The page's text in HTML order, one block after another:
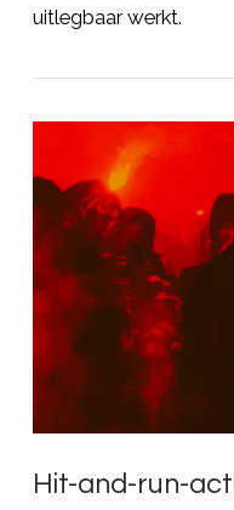
uitlegbaar werkt.
Hit-and-run-